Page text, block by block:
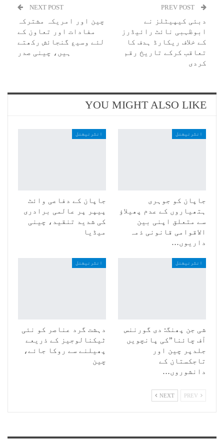
دبئی کیپیٹلز نے
ابوظہبی نائٹ رائیڈرز
کے خلاف ریکارڈ ہدف کا
تعاقب کرکے تاریخ رقم
کردی
NEXT POST
چین اور امریکہ مشترکہ
مفادات اور تعاون کے
لئے وسیع گنجائش رکھتے
ہیں، چینی صدر
YOU MIGHT ALSO LIKE
انٹرنیشنل
جاپان کو جوہری
ہتھیاروں کے عدم پھیلاؤ
سے متعلق اپنی بین
الاقوامی قانونی ذمہ
داریوں…
انٹرنیشنل
جاپان کے دفاعی وائٹ
پیپر پر عالمی برادری
کی شدید تنقید، چینی
میڈیا
انٹرنیشنل
شی جن پھنگ: دی گورننس
آف چائنا”کی پانچویں
جلدپر چین اور
تاجکستان کے
دانشوروں…
انٹرنیشنل
دہشت گرد عناصر کو نئی
ٹیکنالوجیز کے ذریعے
پھیلنے سے روکا جائے،
چین
NEXT